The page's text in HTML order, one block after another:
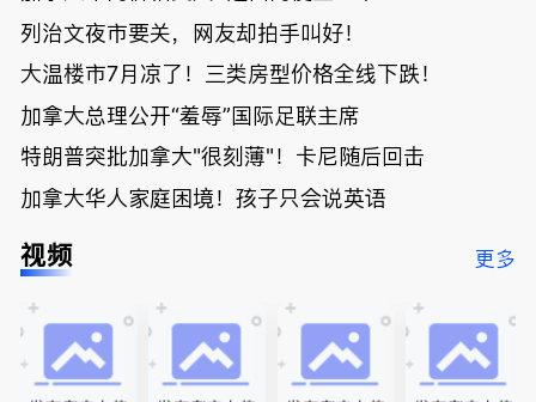
列治文夜市要关，网友却拍手叫好！
大温楼市7月凉了！三类房型价格全线下跌！
加拿大总理公开“羞辱”国际足联主席
特朗普突批加拿大"很刻薄"！卡尼随后回击
加拿大华人家庭困境！孩子只会说英语
视频 更多